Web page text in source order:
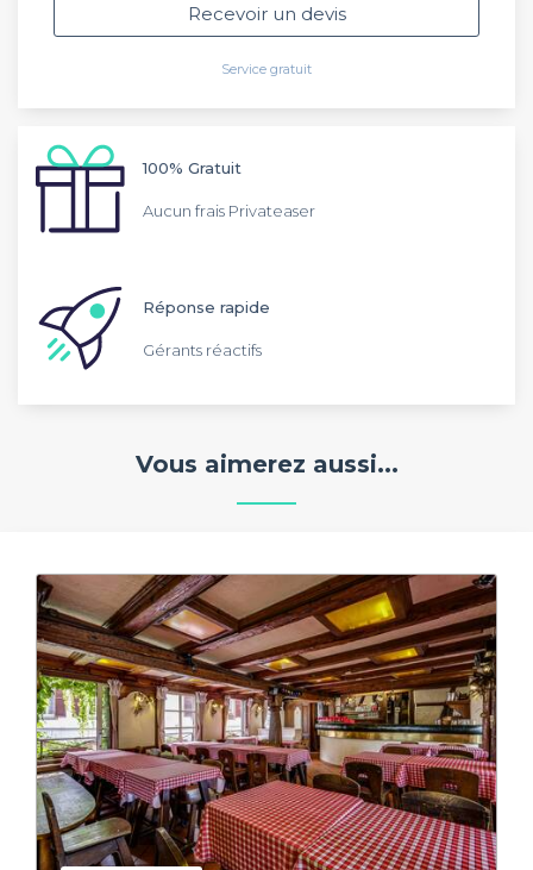
Recevoir un devis
Service gratuit
100% Gratuit
Aucun frais Privateaser
Réponse rapide
Gérants réactifs
Vous aimerez aussi...